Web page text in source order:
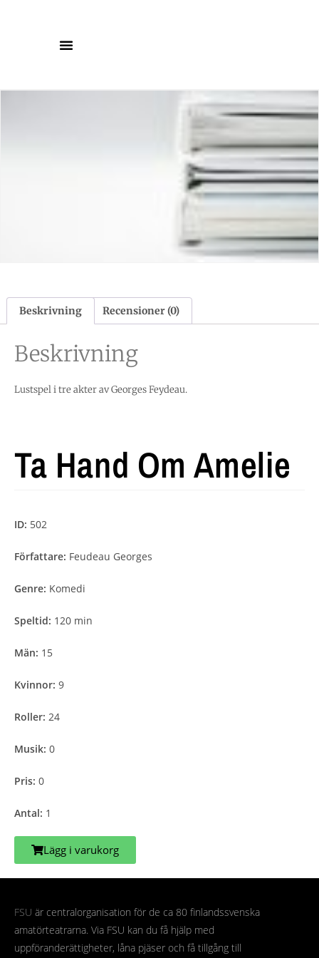
Beskrivning Recensioner (0)
Beskrivning
Lustspel i tre akter av Georges Feydeau.
Ta Hand Om Amelie
ID: 502
Författare: Feudeau Georges
Genre: Komedi
Speltid: 120 min
Män: 15
Kvinnor: 9
Roller: 24
Musik: 0
Pris: 0
Antal: 1
Lägg i varukorg
FSU är centralorganisation för de ca 80 finlandssvenska
amatörteatrarna. Via FSU kan du få hjälp med
uppföranderättigheter, låna pjäser och få tillgång till